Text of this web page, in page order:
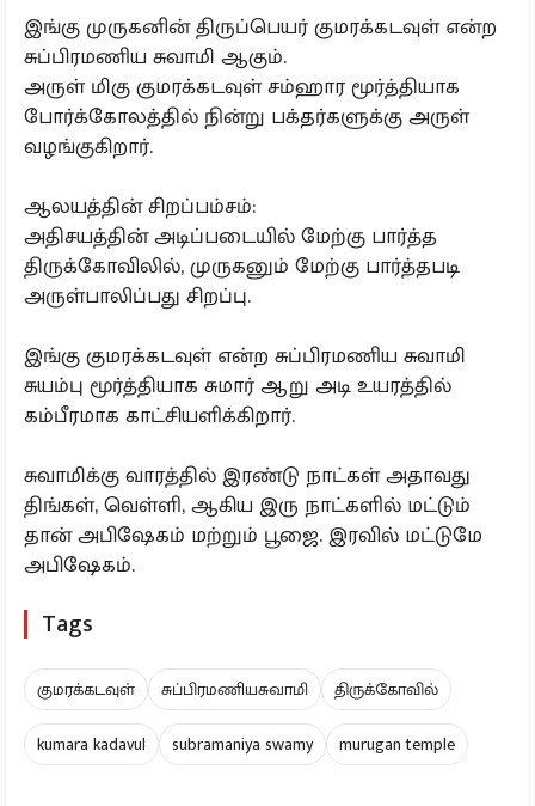
இங்கு முருகனின் திருப்பெயர் குமரக்கடவுள் என்ற
சுப்பிரமணிய சுவாமி ஆகும்.
அருள் மிகு குமரக்கடவுள் சம்ஹார மூர்த்தியாக
போர்க்கோலத்தில் நின்று பக்தர்களுக்கு அருள்
வழங்குகிறார்.
ஆலயத்தின் சிறப்பம்சம்:
அதிசயத்தின் அடிப்படையில் மேற்கு பார்த்த
திருக்கோவிலில், முருகனும் மேற்கு பார்த்தபடி
அருள்பாலிப்பது சிறப்பு.
இங்கு குமரக்கடவுள் என்ற சுப்பிரமணிய சுவாமி
சுயம்பு மூர்த்தியாக சுமார் ஆறு அடி உயரத்தில்
கம்பீரமாக காட்சியளிக்கிறார்.
சுவாமிக்கு வாரத்தில் இரண்டு நாட்கள் அதாவது
திங்கள், வெள்ளி, ஆகிய இரு நாட்களில் மட்டும்
தான் அபிஷேகம் மற்றும் பூஜை. இரவில் மட்டுமே
அபிஷேகம்.
Tags
குமரக்கடவுள் சுப்பிரமணியசுவாமி
திருக்கோவில்
kumara kadavul
subramaniya swamy murugan temple